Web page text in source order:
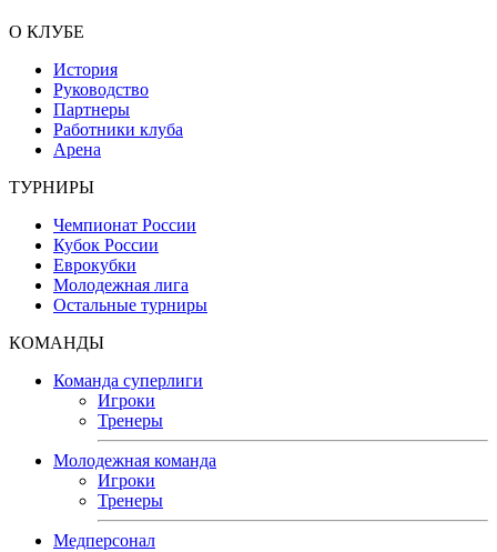
О КЛУБЕ
История
Руководство
Партнеры
Работники клуба
Арена
ТУРНИРЫ
Чемпионат России
Кубок России
Еврокубки
Молодежная лига
Остальные турниры
КОМАНДЫ
Команда суперлиги
Игроки
Тренеры
Молодежная команда
Игроки
Тренеры
Медперсонал